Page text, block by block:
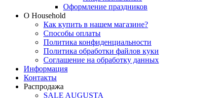
Оформление праздников
О Household
Как купить в нашем магазине?
Способы оплаты
Политика конфиденциальности
Политика обработки файлов куки
Соглашение на обработку данных
Информация
Контакты
Распродажа
SALE AUGUSTA